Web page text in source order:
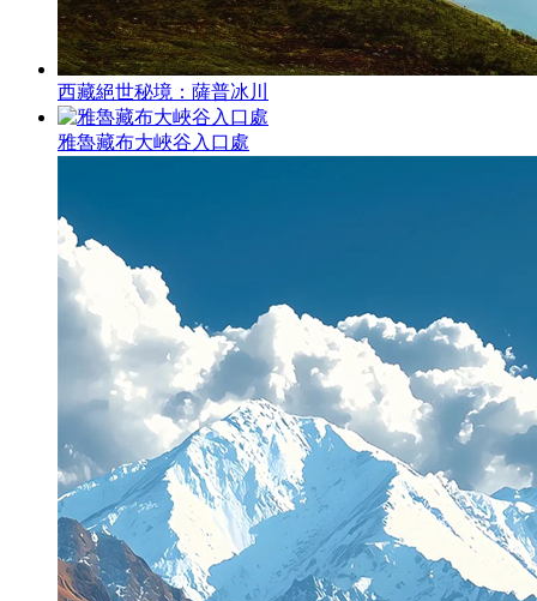
西藏絕世秘境：薩普冰川
雅魯藏布大峽谷入口處